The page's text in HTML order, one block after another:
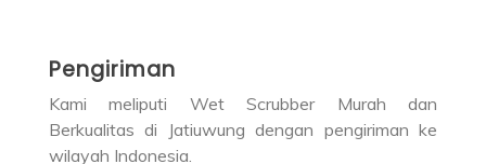
Pengiriman
Kami meliputi Wet Scrubber Murah dan
Berkualitas di Jatiuwung dengan pengiriman ke
wilayah Indonesia.